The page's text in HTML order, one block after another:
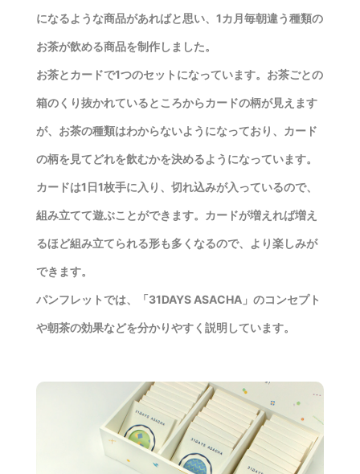
になるような商品があればと思い、1カ月毎朝違う種類の
お茶が飲める商品を制作しました。
お茶とカードで1つのセットになっています。お茶ごとの
箱のくり抜かれているところからカードの柄が見えます
が、お茶の種類はわからないようになっており、カード
の柄を見てどれを飲むかを決めるようになっています。
カードは1日1枚手に入り、切れ込みが入っているので、
組み立てて遊ぶことができます。カードが増えれば増え
るほど組み立てられる形も多くなるので、より楽しみが
できます。
パンフレットでは、「31DAYS ASACHA」のコンセプト
や朝茶の効果などを分かりやすく説明しています。